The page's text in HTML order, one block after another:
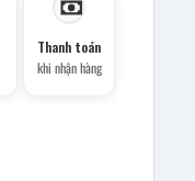
Thanh toán
khi nhận hàng